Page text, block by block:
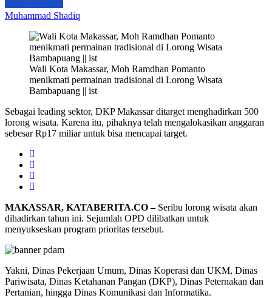
Muhammad Shadiq
Wali Kota Makassar, Moh Ramdhan Pomanto
menikmati permainan tradisional di Lorong Wisata
Bambapuang || ist
Sebagai leading sektor, DKP Makassar ditarget menghadirkan 500
lorong wisata. Karena itu, pihaknya telah mengalokasikan anggaran
sebesar Rp17 miliar untuk bisa mencapai target.
MAKASSAR, KATABERITA.CO –Seribu lorong wisata akan
dihadirkan tahun ini. Sejumlah OPD dilibatkan untuk
menyukseskan program prioritas tersebut.
Yakni, Dinas Pekerjaan Umum, Dinas Koperasi dan UKM, Dinas
Pariwisata, Dinas Ketahanan Pangan (DKP), Dinas Peternakan dan
Pertanian, hingga Dinas Komunikasi dan Informatika.